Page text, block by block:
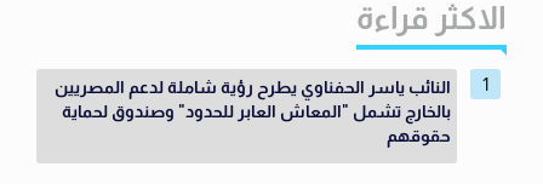
الاكثر قراءة
النائب ياسر الحفناوي يطرح رؤية شاملة لدعم المصريين
بالخارج تشمل "المعاش العابر للحدود" وصندوق لحماية
حقوقهم